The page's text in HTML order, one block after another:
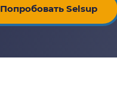
Попробовать Selsup